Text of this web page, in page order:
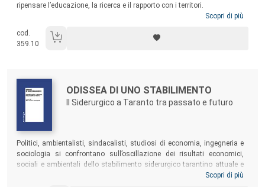
ripensare l’educazione, la ricerca e il rapporto con i territori.
Scopri di più
cod.
359.10
Autori:
Titolo:
ODISSEA DI UNO STABILIMENTO
Il Siderurgico a Taranto tra passato e futuro
Sommario:
Politici, ambientalisti, sindacalisti, studiosi di economia, ingegneria e
sociologia si confrontano sull’oscillazione dei risultati economici,
sociali e ambientali dello stabilimento siderurgico tarantino attuale e
delle sue precedenti ragioni sociali, a partire dal IV Centro siderurgico
Scopri di più